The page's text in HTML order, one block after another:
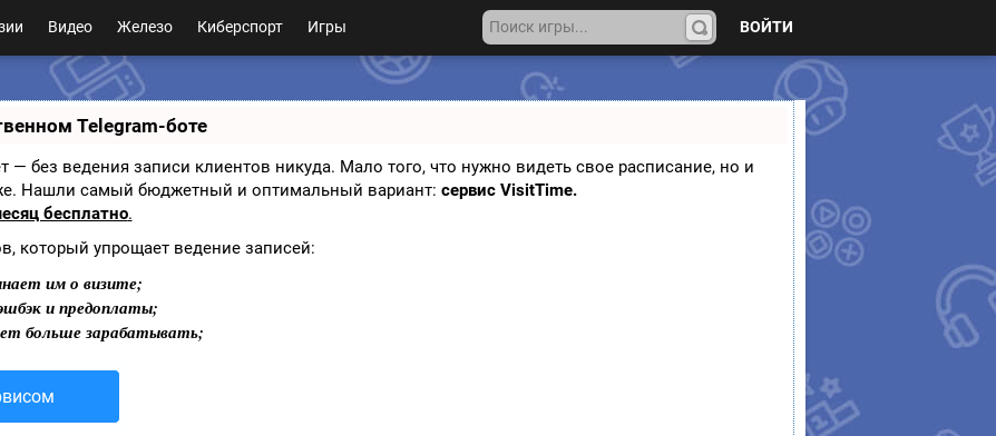
Видео Железо Киберспорт Игры
На
йти
ВОЙТИ
Telegram-боте
— без ведения записи клиентов никуда. Мало того, что нужно видеть свое расписание, но и
Нашли самый бюджетный и оптимальный вариант: сервис VisitTime.
бесплатно.
который упрощает ведение записей:
им о визите;
и предоплаты;
больше зарабатывать;